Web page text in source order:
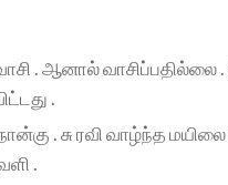
. ஆனால் வாசிப்பதில்லை
.
. சு ரவி வாழ்ந்த
.